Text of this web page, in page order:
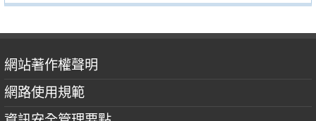
網站著作權聲明
網路使用規範